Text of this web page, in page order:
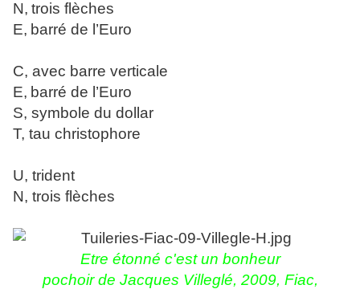
N, trois flèches
E, barré de l’Euro
C, avec barre verticale
E, barré de l’Euro
S, symbole du dollar
T, tau christophore
U, trident
N, trois flèches
Etre étonné c'est un bonheur
pochoir de Jacques Villeglé, 2009, Fiac,